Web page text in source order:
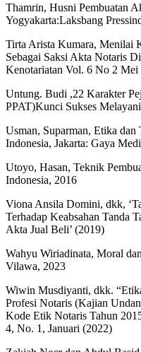
Thamrin, Husni Pembuatan
Yogyakarta:Laksbang
Tirta Arista Kumara, Menilai
Sebagai Saksi Akta Notaris
Kenotariatan Vol. 6 No 2 Mei
Untung. Budi ,22 Karakter
PPAT)Kunci Sukses
Usman, Suparman, Etika
Indonesia, Jakarta: Gaya
Utoyo, Hasan, Teknik
Indonesia, 2016
Viona Ansila Domini, dkk,
Terhadap Keabsahan Tanda
Akta Jual Beli’ (2019)
Wahyu Wiriadinata, Moral
Vilawa, 2023
Wiwin Musdiyanti, dkk.
Profesi Notaris (Kajian
Kode Etik Notaris Tahun
4, No. 1, Januari (2022)